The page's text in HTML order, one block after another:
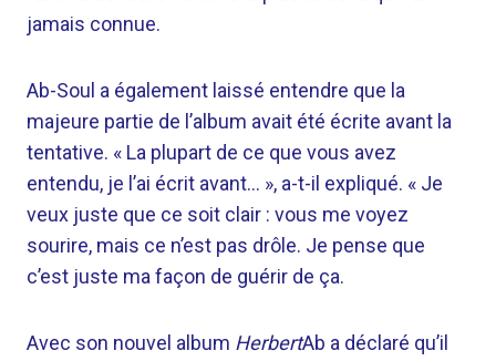
jamais connue.
Ab-Soul a également laissé entendre que la
majeure partie de l’album avait été écrite avant la
tentative. « La plupart de ce que vous avez
entendu, je l’ai écrit avant… », a-t-il expliqué. « Je
veux juste que ce soit clair : vous me voyez
sourire, mais ce n’est pas drôle. Je pense que
c’est juste ma façon de guérir de ça.
Avec son nouvel album HerbertAb a déclaré qu’il